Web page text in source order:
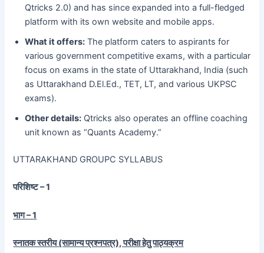
Qtricks 2.0) and has since expanded into a full-fledged
platform with its own website and mobile apps.
What it offers: The platform caters to aspirants for
various government competitive exams, with a particular
focus on exams in the state of Uttarakhand, India (such
as Uttarakhand D.El.Ed., TET, LT, and various UKPSC
exams).
Other details: Qtricks also operates an offline coaching
unit known as “Quants Academy.”
UTTARAKHAND GROUPC SYLLABUS
परिशिष्ट – 1
भाग – 1
स्नातक स्तरीय (सामान्य प्रश्नपत्र), परीक्षा हेतु पाठ्यक्रम